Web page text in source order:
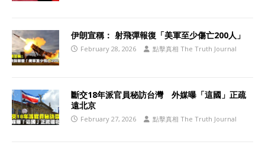
伊朗宣稱： 射飛彈報復「美軍至少傷亡200人」
February 28, 2026 點擊真相 The Truth Journal
斷交18年派官員秘訪台灣 外媒曝「這國」正疏
遠北京
February 27, 2026 點擊真相 The Truth Journal